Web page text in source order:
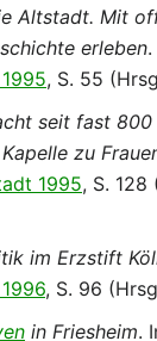
Altstadt. Mit
erleben
, S. 55
seit fast 800
zu
1995, S. 128
im Erzstift
, S. 96
in Friesheim.